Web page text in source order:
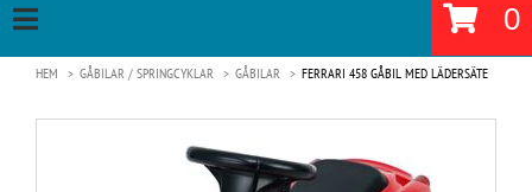
0
HEM GÅBILAR / SPRINGCYKLAR GÅBILAR FERRARI 458 GÅBIL MED LÄDERSÄTE